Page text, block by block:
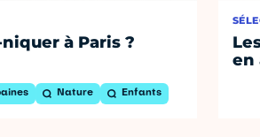
à Paris ?
Nature Enfants
en